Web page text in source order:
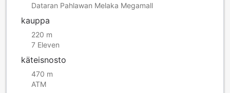
Dataran Pahlawan Melaka Megamall
kauppa
220 m
7 Eleven
käteisnosto
470 m
ATM